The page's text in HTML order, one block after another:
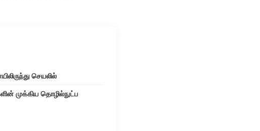
செயலில்
முக்கிய தொழில்நுட்ப